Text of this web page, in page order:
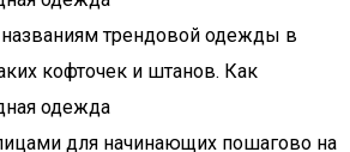
трендовой одежды в
кофточек и штанов. Как
одежда